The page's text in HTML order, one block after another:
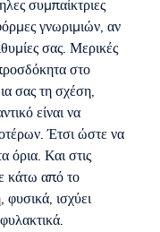
συμπαίκτριες
γνωριμιών, αν
σας. Μερικές
στο
σας τη σχέση,
είναι να
Έτσι ώστε να
όρια. Και στις
κάτω από το
ισχύει